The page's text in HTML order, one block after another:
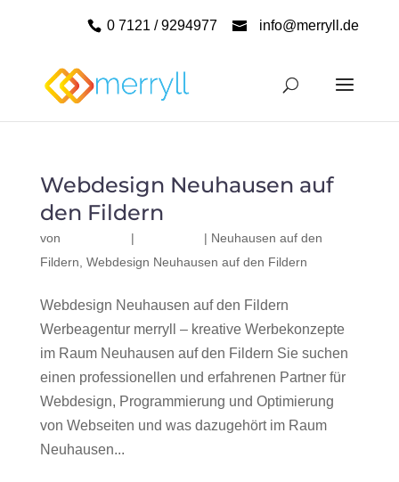
0 7121 / 9294977 info@merryll.de
Webdesign Neuhausen auf
den Fildern
von | | Neuhausen auf den
Fildern Webdesign Neuhausen auf den Fildern
Webdesign Neuhausen auf den Fildern
Werbeagentur merryll – kreative Werbekonzepte
im Raum Neuhausen auf den Fildern Sie suchen
einen professionellen und erfahrenen Partner für
Webdesign, Programmierung und Optimierung
von Webseiten und was dazugehört im Raum
Neuhausen...